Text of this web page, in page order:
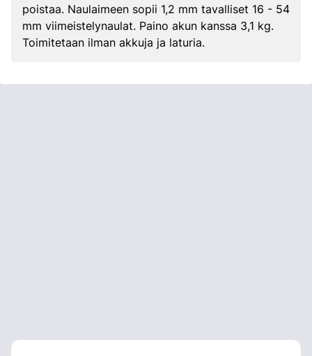
poistaa. Naulaimeen sopii 1,2 mm tavalliset 16 - 54
mm viimeistelynaulat. Paino akun kanssa 3,1 kg.
Toimitetaan ilman akkuja ja laturia.